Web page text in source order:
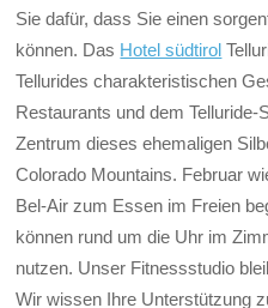
Sie dafür, dass Sie einen
können. Das Hotel südtirol
Tellurides charakteristischen
Restaurants und dem Telluride-
Zentrum dieses ehemaligen
Colorado Mountains. Februar
Bel-Air zum Essen im Freien
können rund um die Uhr im
nutzen. Unser Fitnessstudio
Wir wissen Ihre Unterstützung